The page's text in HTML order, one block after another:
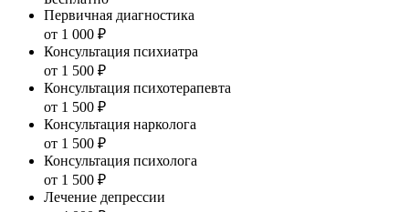
Первичная диагностика
от 1 000 ₽
Консультация психиатра
от 1 500 ₽
Консультация психотерапевта
от 1 500 ₽
Консультация нарколога
от 1 500 ₽
Консультация психолога
от 1 500 ₽
Лечение депрессии